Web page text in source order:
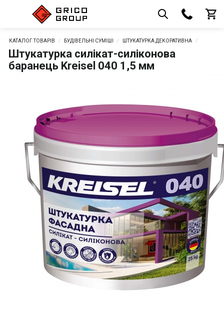
КАТАЛОГ ТОВАРІВ БУДІВЕЛЬНІ СУМІШІ ШТУКАТУРКА ДЕКОРАТИВНА
Штукатурка силікат-cиліконова
баранець Kreisel 040 1,5 мм